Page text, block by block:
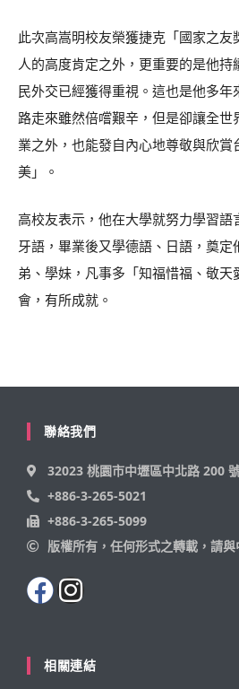
此次高嵩明校友榮獲捷克「國家之友
人的高度肯定之外，更重要的是他持
民外交已經獲得重視。這也是他多
路走來雖然倍嚐艱辛，但是卻讓全
業之外，也能發自內心地尊敬與欣賞
美」。
高校友表示，他在大學就努力學習語
牙語，畢業後又學德語、日語，奠
弟、學妹，凡事多「知福惜福、敬天
會，有所成就。
聯絡我們
32023 桃園市中壢區中北路 200
+886-3-265-5021
+886-3-265-5099
版權所有，任何形式之轉載，請
相關連結